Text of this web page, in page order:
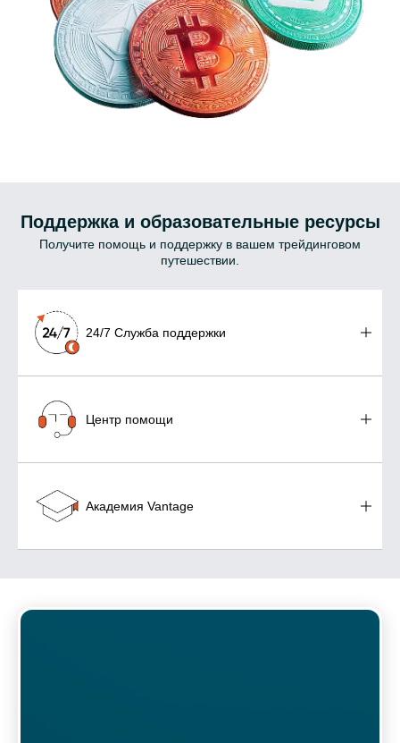
Поддержка и образовательные ресурсы
Получите помощь и поддержку в вашем трейдинговом
путешествии.
24/7 Служба поддержки
Центр помощи
Академия Vantage